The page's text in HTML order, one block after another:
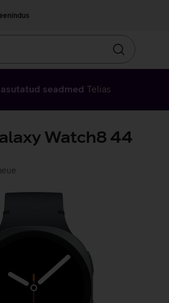
Otsin
seadmed Telias
Watch8 44